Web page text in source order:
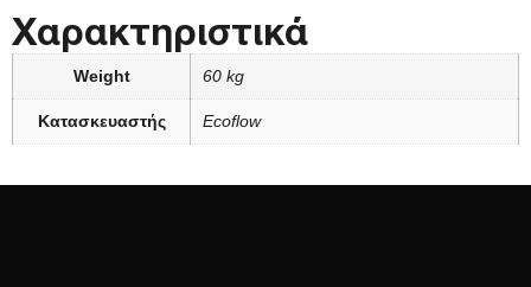
Χαρακτηριστικά
Weight 60 kg
Κατασκευαστής Ecoflow